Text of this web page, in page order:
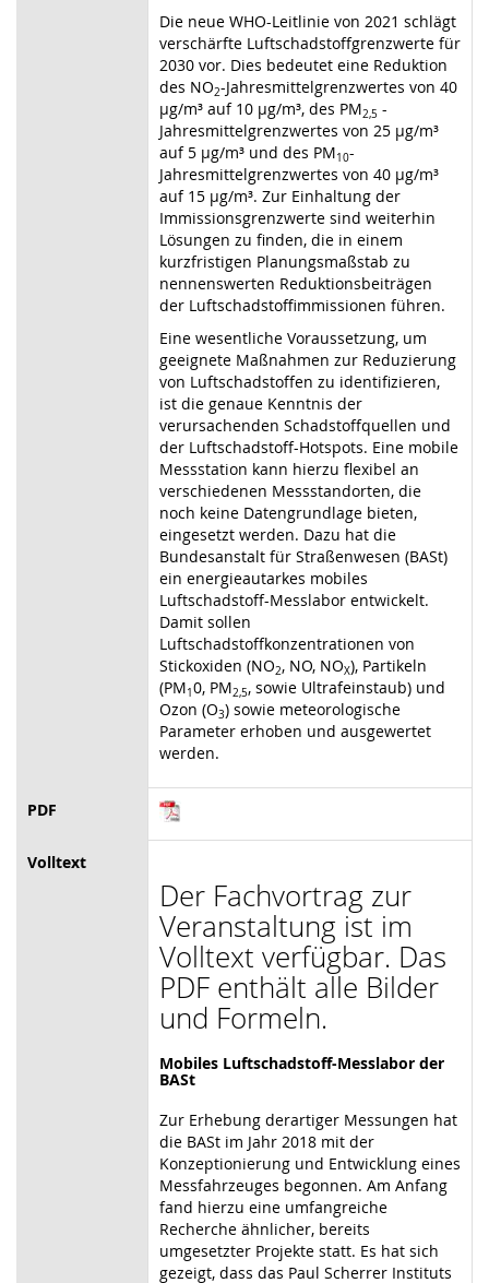
Die neue WHO-Leitlinie von 2021 schlägt
verschärfte Luftschadstoffgrenzwerte für
2030 vor. Dies bedeutet eine Reduktion
des NO2-Jahresmittelgrenzwertes von 40
µg/m³ auf 10 µg/m³, des PM2,5 -
Jahresmittelgrenzwertes von 25 µg/m³
auf 5 µg/m³ und des PM10-
Jahresmittelgrenzwertes von 40 µg/m³
auf 15 µg/m³. Zur Einhaltung der
Immissionsgrenzwerte sind weiterhin
Lösungen zu finden, die in einem
kurzfristigen Planungsmaßstab zu
nennenswerten Reduktionsbeiträgen
der Luftschadstoffimmissionen führen.
Eine wesentliche Voraussetzung, um
geeignete Maßnahmen zur Reduzierung
von Luftschadstoffen zu identifizieren,
ist die genaue Kenntnis der
verursachenden Schadstoffquellen und
der Luftschadstoff-Hotspots. Eine mobile
Messstation kann hierzu flexibel an
verschiedenen Messstandorten, die
noch keine Datengrundlage bieten,
eingesetzt werden. Dazu hat die
Bundesanstalt für Straßenwesen (BASt)
ein energieautarkes mobiles
Luftschadstoff-Messlabor entwickelt.
Damit sollen
Luftschadstoffkonzentrationen von
Stickoxiden (NO2, NO, NOX), Partikeln
(PM10, PM2,5, sowie Ultrafeinstaub) und
Ozon (O3) sowie meteorologische
Parameter erhoben und ausgewertet
werden.
PDF
Volltext
Der Fachvortrag zur
Veranstaltung ist im
Volltext verfügbar. Das
PDF enthält alle Bilder
und Formeln.
Mobiles Luftschadstoff-Messlabor der
BASt
Zur Erhebung derartiger Messungen hat
die BASt im Jahr 2018 mit der
Konzeptionierung und Entwicklung eines
Messfahrzeuges begonnen. Am Anfang
fand hierzu eine umfangreiche
Recherche ähnlicher, bereits
umgesetzter Projekte statt. Es hat sich
gezeigt, dass das Paul Scherrer Instituts